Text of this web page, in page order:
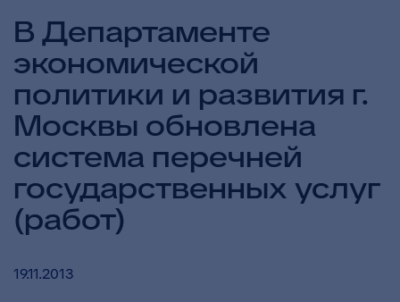
В Департаменте
экономической
политики и развития г.
Москвы обновлена
система перечней
государственных услуг
(работ)
19.11.2013